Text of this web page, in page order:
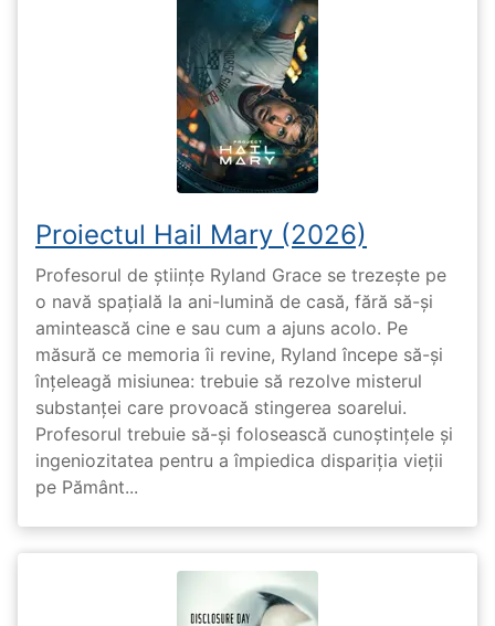
Proiectul Hail Mary (2026)
Profesorul de științe Ryland Grace se trezește pe
o navă spațială la ani-lumină de casă, fără să-și
amintească cine e sau cum a ajuns acolo. Pe
măsură ce memoria îi revine, Ryland începe să-și
înțeleagă misiunea: trebuie să rezolve misterul
substanței care provoacă stingerea soarelui.
Profesorul trebuie să-și folosească cunoștințele și
ingeniozitatea pentru a împiedica dispariția vieții
pe Pământ...